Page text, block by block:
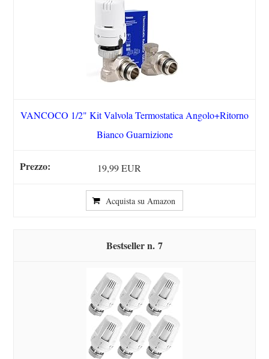
VANCOCO 1/2" Kit Valvola Termostatica Angolo+Ritorno
Bianco Guarnizione
19,99 EUR
Acquista su Amazon
7